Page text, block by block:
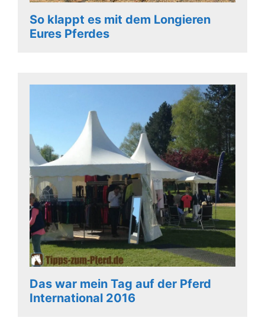
So klappt es mit dem Longieren
Eures Pferdes
Das war mein Tag auf der Pferd
International 2016